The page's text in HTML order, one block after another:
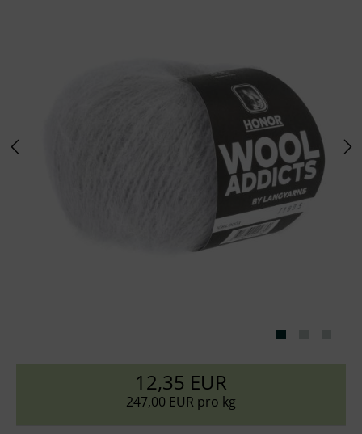
12,35 EUR
247,00 EUR pro kg